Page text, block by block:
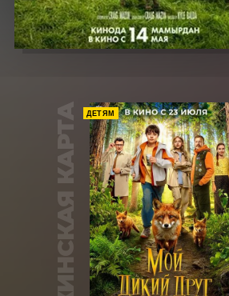
ПУШКИНСКАЯ КАРТА ДЕТЯМ